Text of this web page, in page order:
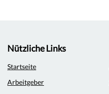
Nützliche Links
Startseite
Arbeitgeber